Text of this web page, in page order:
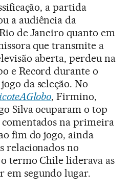
a partida
a audiência da
de Janeiro quanto em
que transmite a
aberta, perdeu na
e Record durante o
da seleção. No
, Firmino,
Silva ocuparam o top
comentados na primeira
fim do jogo, ainda
relacionados no
termo Chile liderava as
em segundo lugar.